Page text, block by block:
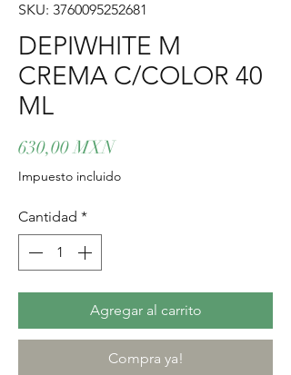
SKU: 3760095252681
DEPIWHITE M
CREMA C/COLOR 40
ML
630,00 MXNPrecio
Impuesto incluido
Cantidad *
Agregar al carrito
Compra ya!